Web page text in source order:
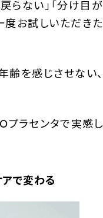
らない」「分け目が
度お試しいただきた
齢を感じさせない、
プラセンタで実感し
で変わる